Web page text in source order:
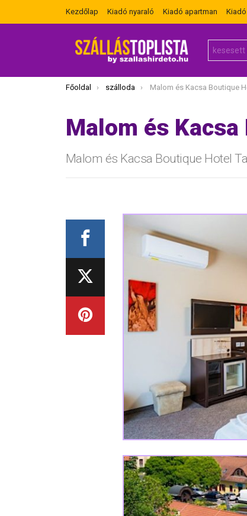
Kezdőlap Kiadó nyaraló Kiadó apartman
for:
Itt vagy most:
Főoldal szálloda Malom és Kacsa Boutique
Malom és
Malom és Kacsa Boutique Hotel